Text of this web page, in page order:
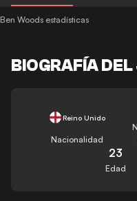
Ben Woods estadísticas
BIOGRAFÍA
Reino Unido
Nacionalidad
23
Edad